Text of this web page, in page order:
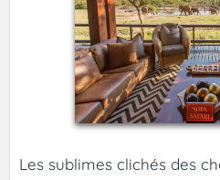
Les sublimes clichés des